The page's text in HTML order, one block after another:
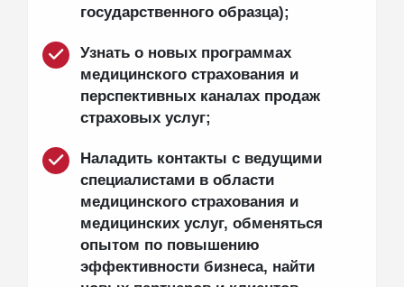
государственного образца);
Узнать о новых программах
медицинского страхования и
перспективных каналах продаж
страховых услуг;
Наладить контакты с ведущими
специалистами в области
медицинского страхования и
медицинских услуг, обменяться
опытом по повышению
эффективности бизнеса, найти